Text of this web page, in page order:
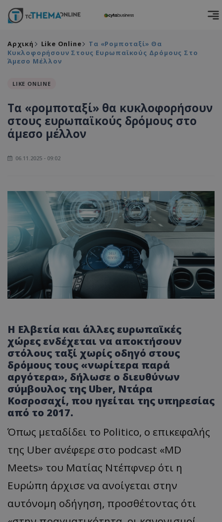
Αρχική Like Online
Τα «ρομποταξί» Θα
Κυκλοφορήσουν Στους Ευρωπαϊκούς Δρόμους Στο
Άμεσο Μέλλον
LIKE ONLINE
Τα «ρομποταξί» θα κυκλοφορήσουν
στους ευρωπαϊκούς δρόμους στο
άμεσο μέλλον
06.11.2025 - 09:02
Η Ελβετία και άλλες ευρωπαϊκές
χώρες ενδέχεται να αποκτήσουν
στόλους ταξί χωρίς οδηγό στους
δρόμους τους «νωρίτερα παρά
αργότερα», δήλωσε ο διευθύνων
σύμβουλος της Uber, Ντάρα
Κοσροσαχί, που ηγείται της υπηρεσίας
από το 2017.
Όπως μεταδίδει το Politico, ο επικεφαλής
της Uber ανέφερε στο podcast «MD
Meets» του Ματίας Ντέπφνερ ότι η
Ευρώπη άρχισε να ανοίγεται στην
αυτόνομη οδήγηση, προσθέτοντας ότι